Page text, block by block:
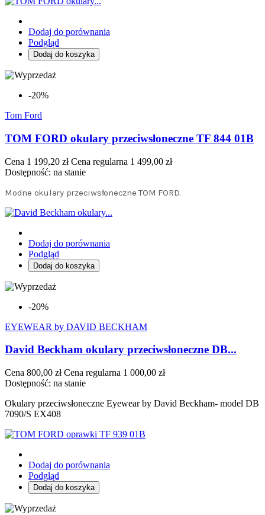
Dodaj do porównania
Podgląd
Dodaj do koszyka
-20%
Tom Ford
TOM FORD okulary przeciwsłoneczne TF 844 01B
Cena 1 199,20 zł Cena regularna 1 499,00 zł
Dostępność: na stanie
Modne okulary przeciwsłoneczne TOM FORD.
Dodaj do porównania
Podgląd
Dodaj do koszyka
-20%
EYEWEAR by DAVID BECKHAM
David Beckham okulary przeciwsłoneczne DB...
Cena 800,00 zł Cena regularna 1 000,00 zł
Dostępność: na stanie
Okulary przeciwsłoneczne Eyewear by David Beckham- model DB
7090/S EX408
Dodaj do porównania
Podgląd
Dodaj do koszyka